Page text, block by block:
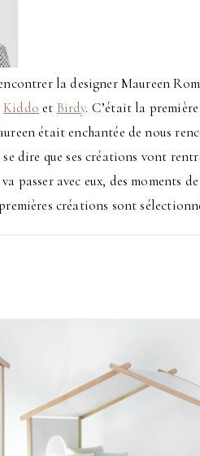
la designer Maureen
Kiddo et Birdy. C’était la
était enchantée de nous
dire que ses créations vont
passer avec eux, des moments
créations sont